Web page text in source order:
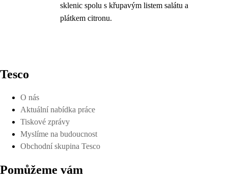
sklenic spolu s křupavým listem salátu a
plátkem citronu.
Tesco
O nás
Aktuální nabídka práce
Tiskové zprávy
Myslíme na budoucnost
Obchodní skupina Tesco
Pomůžeme vám